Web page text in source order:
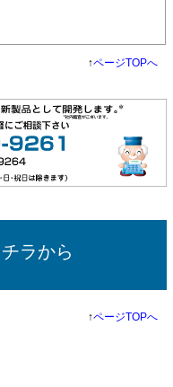
↑ページTOPへ
ラから
↑ページTOPへ